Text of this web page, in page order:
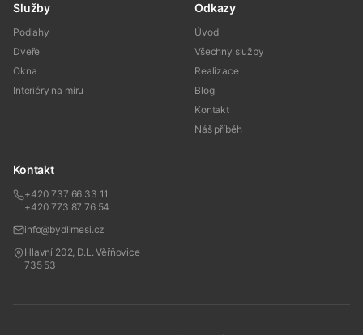
Služby
Podlahy
Dveře
Okna
Interiéry na míru
Odkazy
Úvod
Všechny služby
Realizace
Blog
Kontakt
Náš příběh
Kontakt
+420 737 66 33 11
+420 773 87 76 54
info@bydlimesi.cz
Hlavní 202, D.L. Věřňovice
735 53